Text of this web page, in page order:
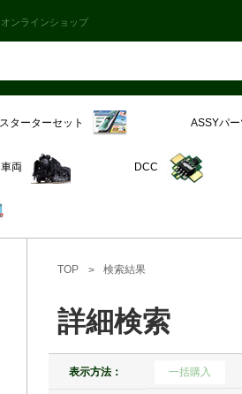
ンラインショップ
スターターセット ASSYパー
両 DCC
TOP 検索結果
詳細検索
表示方法： 一括購入